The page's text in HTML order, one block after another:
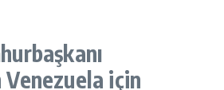
Venezuela için